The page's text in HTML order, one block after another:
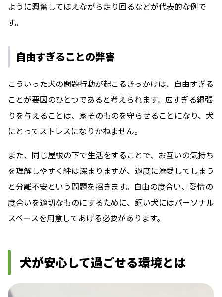
ように興奮してほえながら走り回るなどが代表的な例で
す。
自由すぎることの弊害
こういった犬の問題行動が起こるきっかけは、自由すぎる
ことが要因のひとつであると考えられます。広すぎる縄張
りを与えることは、家そのものを守らせることになり、犬
にとってストレスになりかねません。
また、同じ屋根の下で生活をすることで、お互いの気持ち
を理解しやすく絆は深まりますが、過度に溺愛してしまう
と分離不安という問題を招きます。自由の度合い、愛情の
度合いを適切なものにするために、飼い犬にはパーソナル
スペースを用意してあげる必要があります。
犬が安心して過ごせる環境とは